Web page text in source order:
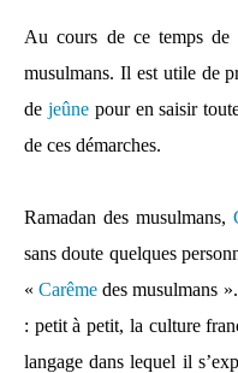
Au cours de ce temps de
musulmans. Il est utile de
de jeûnepour en saisir
de ces démarches.
Ramadan des musulmans,
sans doute quelques
«Carême des musulmans
: petit à petit, la culture
langage dans lequel il